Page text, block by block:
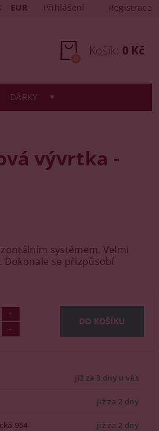
EUR Přihlášení Registrace
Košík: 0 Kč
0
DÁRKY
vývrtka -
systémem. Velmi
Dokonale se přizpůsobí
již za 3 dny u vás
již za 2 dny
954 již za 2 dny